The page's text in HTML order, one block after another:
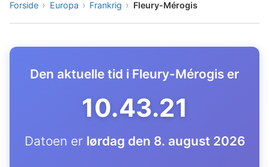
Forside Europa Frankrig Fleury-Mérogis
Den aktuelle tid i Fleury-Mérogis er
10.43.22
Datoen er lørdag den 8. august 2026